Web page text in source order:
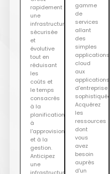
rapidement
une
infrastructure
sécurisée
et
évolutive
tout en
réduisant
les
coûts et
le temps
consacrés
à la
planification,
à
l'approvisionnement
et à la
gestion.
Anticipez
une
infrastructure
gamme
de
services
allant
des
simples
applications
cloud
aux
applications
d'entreprise
sophistiquées.
Acquérez
les
ressources
dont
vous
avez
besoin
auprès
d'un